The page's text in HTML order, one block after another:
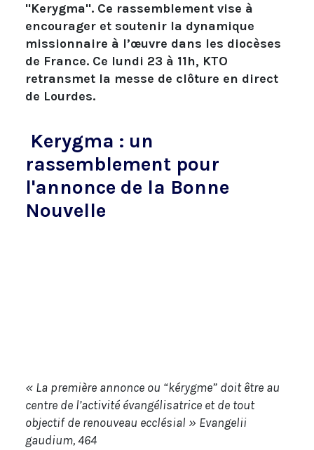
"Kerygma". Ce rassemblement vise à
encourager et soutenir la dynamique
missionnaire à l’œuvre dans les diocèses
de France. Ce lundi 23 à 11h, KTO
retransmet la messe de clôture en direct
de Lourdes.
Kerygma : un
rassemblement pour
l'annonce de la Bonne
Nouvelle
« La première annonce ou “kérygme” doit être au
centre de l’activité évangélisatrice et de tout
objectif de renouveau ecclésial » Evangelii
gaudium, 464